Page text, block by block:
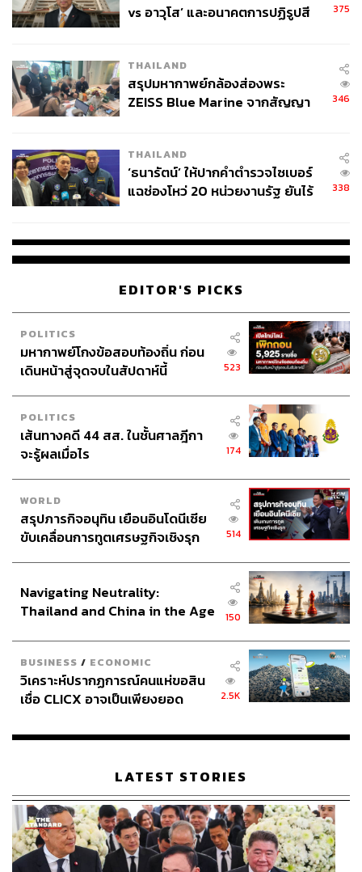
vs อาวุโส’ และอนาคตการปฏิรูปสี
375
THAILAND
สรุปมหากาพย์กล้องส่องพระ
ZEISS Blue Marine จากสัญญา
จ่ายหนี้-แอบระบุแบรนด์
346
THAILAND
‘ธนารัตน์’ ให้ปากคำตำรวจไซเบอร์
แฉช่องโหว่ 20 หน่วยงานรัฐ ยันไร้
338
EDITOR'S PICKS
POLITICS
มหากาพย์โกงข้อสอบท้องถิ่น ก่อน
เดินหน้าสู่จุดจบในสัปดาห์นี้
523
POLITICS
เส้นทางคดี 44 สส. ในชั้นศาลฎีกา
จะรู้ผลเมื่อไร
174
WORLD
สรุปภารกิจอนุทิน เยือนอินโดนีเซีย
ขับเคลื่อนการทูตเศรษฐกิจเชิงรุก
514
Navigating Neutrality:
Thailand and China in the Age
150
BUSINESS / ECONOMIC
วิเคราะห์ปรากฏการณ์คนแห่ขอสิน
เชื่อ CLICX อาจเป็นเพียงยอด
เรือนไทยที่ถูกซุกไว้
2.5K
LATEST STORIES